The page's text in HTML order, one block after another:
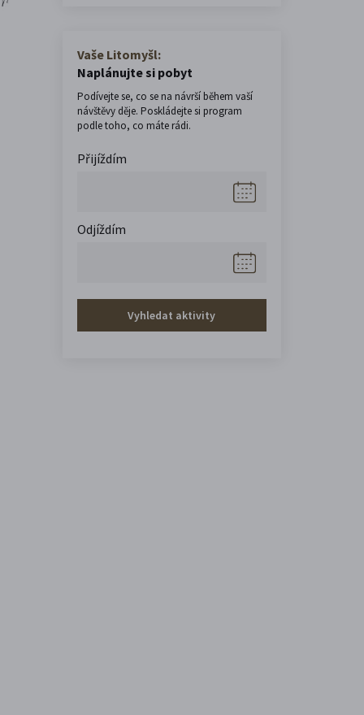
Vaše Litomyšl:
Naplánujte si pobyt
Podívejte se, co se na návrší během vaší
návštěvy děje. Poskládejte si program
podle toho, co máte rádi.
Přijíždím
Odjíždím
Vyhledat aktivity